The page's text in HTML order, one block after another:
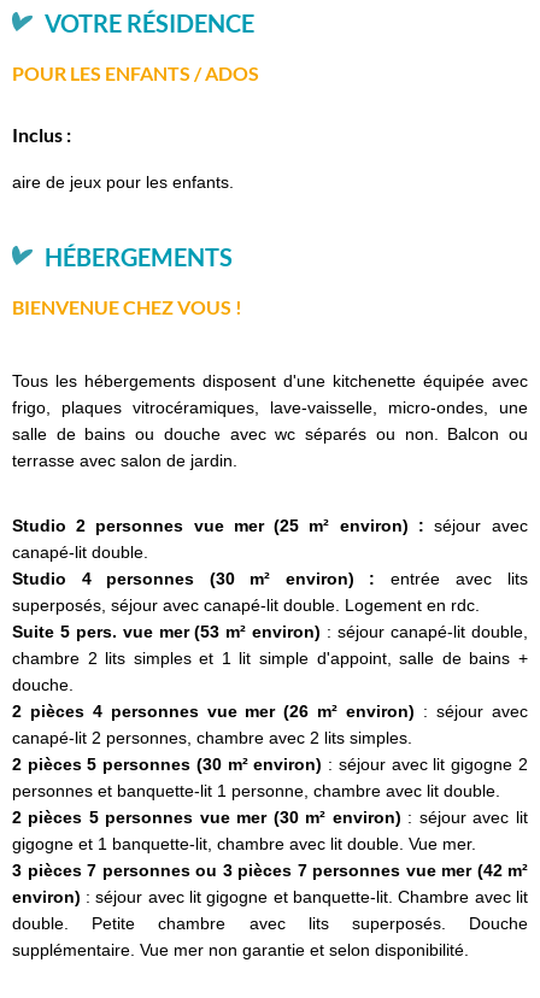
VOTRE RÉSIDENCE
POUR LES ENFANTS / ADOS
Inclus :
aire de jeux pour les enfants.
HÉBERGEMENTS
BIENVENUE CHEZ VOUS !
Tous les hébergements disposent d'une kitchenette équipée avec
frigo, plaques vitrocéramiques, lave-vaisselle, micro-ondes, une
salle de bains ou douche avec wc séparés ou non. Balcon ou
terrasse avec salon de jardin.
Studio 2 personnes vue mer (25 m² environ) : séjour avec
canapé-lit double.
Studio 4 personnes (30 m² environ) : entrée avec lits
superposés, séjour avec canapé-lit double. Logement en rdc.
Suite 5 pers. vue mer (53 m² environ) : séjour canapé-lit double,
chambre 2 lits simples et 1 lit simple d'appoint, salle de bains +
douche.
2 pièces 4 personnes vue mer (26 m² environ) : séjour avec
canapé-lit 2 personnes, chambre avec 2 lits simples.
2 pièces 5 personnes (30 m² environ) : séjour avec lit gigogne 2
personnes et banquette-lit 1 personne, chambre avec lit double.
2 pièces 5 personnes vue mer (30 m² environ) : séjour avec lit
gigogne et 1 banquette-lit, chambre avec lit double. Vue mer.
3 pièces 7 personnes ou 3 pièces 7 personnes vue mer (42 m²
environ) : séjour avec lit gigogne et banquette-lit. Chambre avec lit
double. Petite chambre avec lits superposés. Douche
supplémentaire. Vue mer non garantie et selon disponibilité.